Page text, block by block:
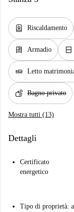
water_heater Riscaldamento
dresser Armadio window_closed
airline_seat_flat Letto
soap Bagno privato
Mostra tutti (13)
Dettagli
Certificato
energetico
Tipo di proprietà: